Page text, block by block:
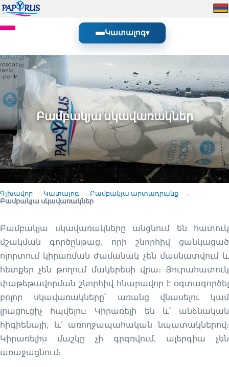
Կատալոգ▾
Բամբակյա սկավառակներ
Գլխավոր Կատալոգ
Բամբակյա արտադրանք
Բամբակյա սկավառակներ
Բամբակյա սկավառակները անցնում են հատուկ
մշակման գործընթաց, որի շնորհիվ ցանկացած
ոլորտում կիրառման ժամանակ չեն մասնատվում և
հետքեր չեն թողում մակերեսի վրա։ Յուրահատուկ
փաթեթավորման շնորհիվ հնարավոր է օգտագործել
բոլոր սկավառակները՝ առանց վնասելու կամ
լրացուցիչ հպվելու։ Կիրառելի են և՛ անձնական
հիգիենայի, և՛ առողջապահական նպատակներով։
Կիրառելիս մաշկը չի գրգռվում, ալերգիա չեն
առաջացնում։